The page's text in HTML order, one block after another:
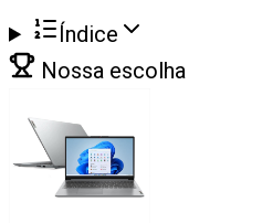
Índice
Nossa escolha